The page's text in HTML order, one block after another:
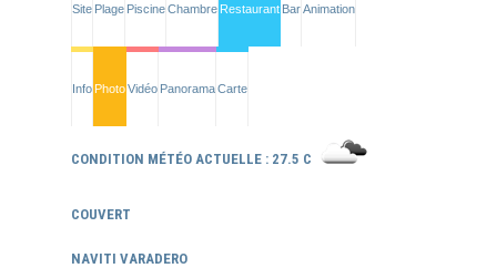
Site Plage PiscineChambre Restaurant BarAnimation
Info PhotoVidéo PanoramaCarte
CONDITION MÉTÉO ACTUELLE : 27.5 C
COUVERT
NAVITI VARADERO